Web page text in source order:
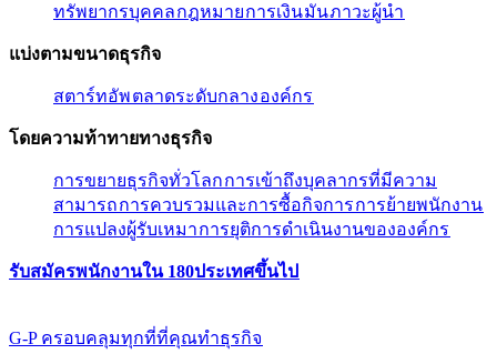
ทรัพยากรบุคคล​​กฎหมาย​​การเงิน​​มัน​​ภาวะผู้นํา​​
แบ่งตามขนาดธุรกิจ​​
สตาร์ทอัพ​​ตลาดระดับกลาง​​องค์กร​​
โดยความท้าทายทางธุรกิจ​​
การขยายธุรกิจทั่วโลก​​การเข้าถึงบุคลากรที่มีความ
สามารถ​​การควบรวมและการซื้อกิจการ​​การย้ายพนักงาน​​
การแปลงผู้รับเหมา​​การยุติการดำเนินงานขององค์กร​​
รับสมัครพนักงานใน 180ประเทศขึ้นไป​​
G-P ครอบคลุมทุกที่ที่คุณทําธุรกิจ​​